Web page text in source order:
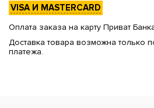
VISA И MASTERCARD
Оплата заказа на карту Приват
Доставка товара возможна только
платежа.